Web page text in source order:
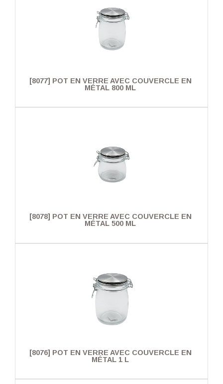
[8077] POT EN VERRE AVEC COUVERCLE EN
MÉTAL 800 ML
[8078] POT EN VERRE AVEC COUVERCLE EN
MÉTAL 500 ML
[8076] POT EN VERRE AVEC COUVERCLE EN
MÉTAL 1 L